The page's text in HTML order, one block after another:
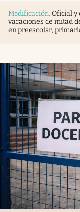
Modificación. Oficial y
vacaciones de mitad
en preescolar,